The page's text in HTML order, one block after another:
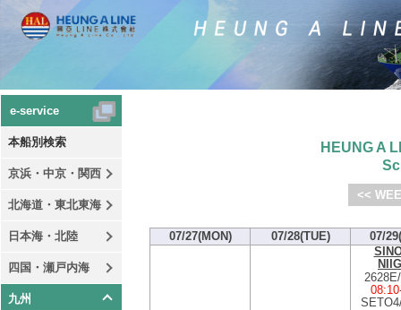
e-service
本船別検索
京浜・中京・関西
北海道・東北東海
日本海・北陸
四国・瀬戸内海
九州
HEUNG A
<<
07/27(MON) 07/28(TUE)
07/
08:10